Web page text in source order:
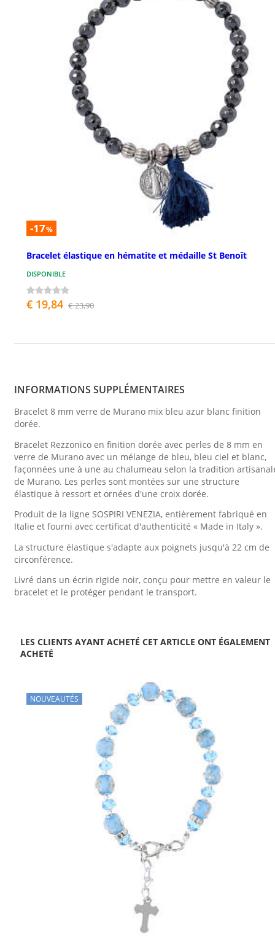
-17%
Bracelet élastique en hématite et médaille St Benoît
DISPONIBLE
€ 19,84 € 23,90
INFORMATIONS SUPPLÉMENTAIRES
Bracelet 8 mm verre de Murano mix bleu azur blanc finition
dorée.
Bracelet Rezzonico en finition dorée avec perles de 8 mm en
verre de Murano avec un mélange de bleu, bleu ciel et blanc,
façonnées une à une au chalumeau selon la tradition
de Murano. Les perles sont montées sur une structure
élastique à ressort et ornées d'une croix dorée.
Produit de la ligne SOSPIRI VENEZIA, entièrement fabriqué en
Italie et fourni avec certificat d'authenticité « Made in Italy ».
La structure élastique s'adapte aux poignets jusqu'à 22 cm de
circonférence.
Livré dans un écrin rigide noir, conçu pour mettre en valeur le
bracelet et le protéger pendant le transport.
LES CLIENTS AYANT ACHETÉ CET ARTICLE ONT ÉGALEMENT
ACHETÉ
NOUVEAUTÉS